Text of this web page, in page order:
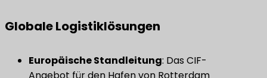
Globale Logistiklösungen
Europäische Standleitung: Das CIF-